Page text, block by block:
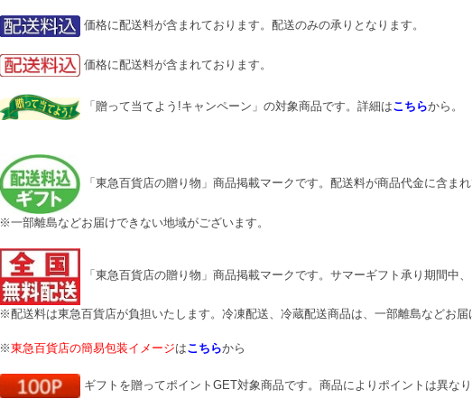
価格に配送料が含まれております。配送のみの承りとなります。
価格に配送料が含まれております。
「贈って当てよう!キャンペーン」の対象商品です。詳細はこちらから。
「東急百貨店の贈り物」商品掲載マークです。配送料が商品代金に含ま
※一部離島などお届けできない地域がございます。
「東急百貨店の贈り物」商品掲載マークです。サマーギフト承り期間中
※配送料は東急百貨店が負担いたします。冷凍配送、冷蔵配送商品は、一部離島などお
※東急百貨店の簡易包装イメージはこちらから
ギフトを贈ってポイントGET対象商品です。商品によりポイントは異な